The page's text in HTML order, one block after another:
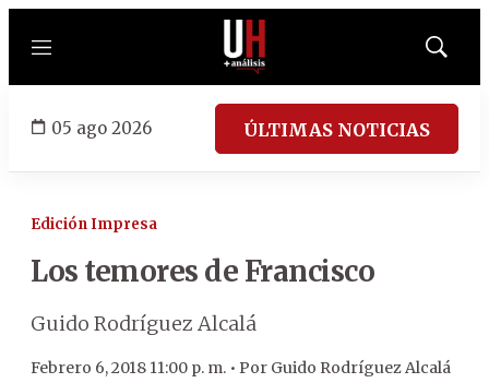
Menú
Mostrar
05 ago 2026 ÚLTIMAS NOTICIAS
Edición Impresa
Los temores de Francisco
Guido Rodríguez Alcalá
Febrero 6, 2018 11:00 p. m. • Por Guido Rodríguez Alcalá